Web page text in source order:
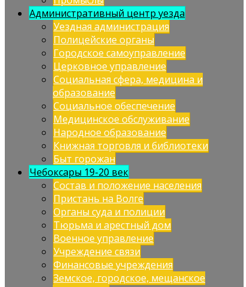
Административный центр уезда
Уездная администрация
Полицейские органы
Городское самоуправление
Церковное управление
Социальная сфера, медицина и
образование
Социальное обеспечение
Медицинское обслуживание
Народное образование
Книжная торговля и библиотеки
Быт горожан
Чебоксары 19-20 век
Состав и положение населения
Пристань на Волге
Органы суда и полиции
Тюрьма и арестный дом
Военное управление
Учреждение связи
Финансовые учреждения
Земское, городское, мещанское